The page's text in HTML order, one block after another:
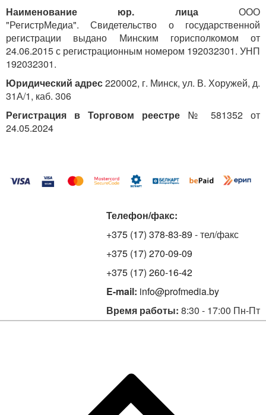
Наименование юр. лицаООО
"РегистрМедиа". Свидетельство о государственной
регистрации выдано Минским горисполкомом от
24.06.2015 с регистрационным номером 192032301. УНП
192032301.
Юридический адрес220002, г. Минск, ул. В. Хоружей, д.
31А/1, каб. 306
Регистрация в Торговом реестре № 581352 от
24.05.2024
Телефон/факс:
+375 (17) 378-83-89 - тел/факс
+375 (17) 270-09-09
+375 (17) 260-16-42
E-mail: info@profmedia.by
Время работы: 8:30 - 17:00 Пн-Пт